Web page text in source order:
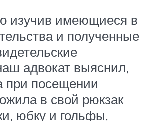
изучив имеющиеся в
и полученные
адвокат выяснил,
при посещении
в свой рюкзак
юбку и гольфы,